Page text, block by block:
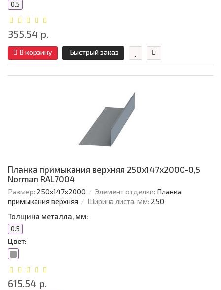
0.5
355.54 р.
В корзину Быстрый заказ
Планка примыкания верхняя 250х147х2000-0,5
Norman RAL7004
Размер: 250х147х2000 Элемент отделки: Планка
примыкания верхняя
Ширина листа, мм: 250
Толщина металла, мм:
0.5
Цвет:
615.54 р.